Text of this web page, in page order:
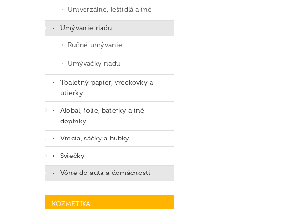
Univerzálne, leštidlá a iné
Umývanie riadu
Ručné umývanie
Umývačky riadu
Toaletný papier, vreckovky a
utierky
Alobal, fólie, baterky a iné
doplnky
Vrecia, sáčky a hubky
Sviečky
Vône do auta a domácnosti
KOZMETIKA